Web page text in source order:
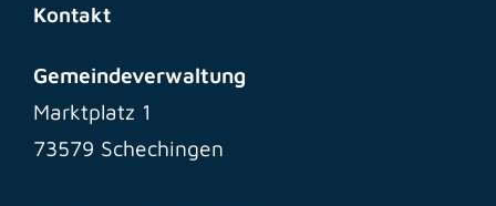
Kontakt
Gemeindeverwaltung
Marktplatz 1
73579 Schechingen